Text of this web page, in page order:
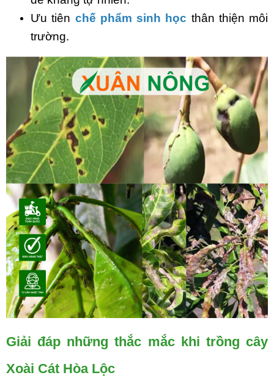
Ưu tiên chế phẩm sinh học thân thiện môi
trường.
Giải đáp những thắc mắc khi trồng cây
Xoài Cát Hòa Lộc